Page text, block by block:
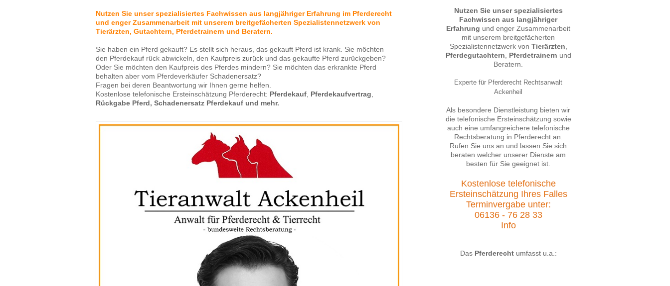
Nutzen Sie unser spezialisiertes Fachwissen aus langjähriger Erfahrung im Pferderecht
und enger Zusammenarbeit mit unserem breitgefächerten Spezialistennetzwerk von
Tierärzten, Gutachtern, Pferdetrainern und Beratern.
Sie haben ein Pferd gekauft? Es stellt sich heraus, das gekauft Pferd ist krank. Sie möchten
den Pferdekauf rück abwickeln, den Kaufpreis zurück und das gekaufte Pferd zurückgeben?
Oder Sie möchten den Kaufpreis des Pferdes mindern? Sie möchten das erkrankte Pferd
behalten aber vom Pferdeverkäufer Schadenersatz?
Fragen bei deren Beantwortung wir Ihnen gerne helfen.
Kostenlose telefonische Ersteinschätzung Pferderecht: Pferdekauf Pferdekaufvertrag
Rückgabe Pferd, Schadenersatz Pferdekauf und mehr.
Nutzen Sie unser spezialisiertes
Fachwissen aus langjähriger
Erfahrung und enger Zusammenarbeit
mit unserem breitgefächerten
Spezialistennetzwerk von Tierärzten
Pferdegutachtern
Pferdetrainern und
Beratern.
Experte für Pferderecht Rechtsanwalt
Ackenheil
Als besondere Dienstleistung bieten wir
die telefonische Ersteinschätzung sowie
auch eine umfangreichere telefonische
Rechtsberatung in Pferderecht an.
Rufen Sie uns an und lassen Sie sich
beraten welcher unserer Dienste am
besten für Sie geeignet ist.
Kostenlose telefonische
Ersteinschätzung Ihres Falles
Terminvergabe unter:
06136 - 76 28 33
Info
Das Pferderechtumfasst u.a.: